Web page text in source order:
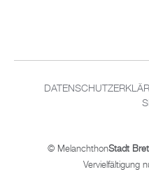
© Me­lan­chthonStadt
Ver­viel­fäl­ti­gung